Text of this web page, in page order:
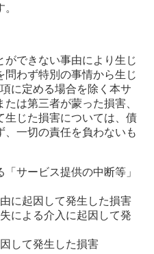
ができない事由により生じ
問わず特別の事情から生じ
に定める場合を除く本サ
は第三者が蒙った損害、
生じた損害については、債
一切の責任を負わないも
「サービス提供の中断等」
に起因して発生した損害
による介入に起因して発
して発生した損害